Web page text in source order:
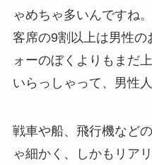
ゃめちゃ多いんですね。
客席の9割以上は男性の
ォーのぼくよりもまだ
いらっしゃって、男性
戦車や船、飛行機など
ゃ細かく、しかもリア